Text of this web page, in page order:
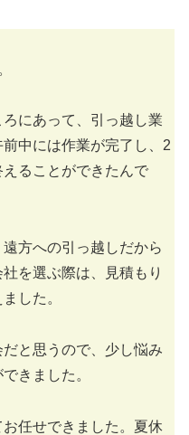
にあって、引っ越し業
中には作業が完了し、2
ることができたんで
方への引っ越しだから
を選ぶ際は、見積もり
した。
と思うので、少し悩み
きました。
任せできました。夏休